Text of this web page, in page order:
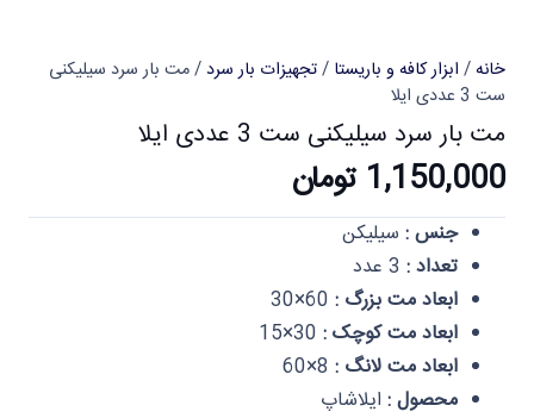
خانه/ ابزار کافه و باریستا /تجهیزات بار سرد/ مت بار سرد سیلیکنی
ست 3 عددی ایلا
مت بار سرد سیلیکنی ست 3 عددی ایلا
1,150,000 تومان
جنس : سیلیکن
تعداد :
ابعاد مت بزرگ :
ابعاد مت کوچک :
ابعاد مت لانگ :
محصول : ایلاشاپ